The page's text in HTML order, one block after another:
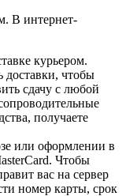
В интернет-
курьером.
доставки, чтобы
сдачу с любой
получаете
или оформлении в
Чтобы
вас на сервер
номер карты, срок